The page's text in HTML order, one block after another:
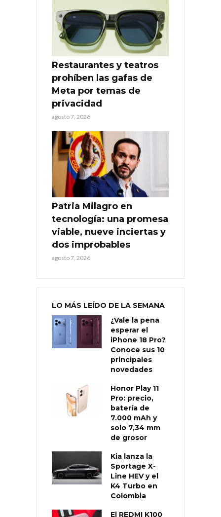
Restaurantes y teatros
prohíben las gafas de
Meta por temas de
privacidad
agosto 7, 2026
Patria Milagro en
tecnología: una promesa
viable, nueve inciertas y
dos improbables
agosto 7, 2026
LO MÁS LEÍDO DE LA SEMANA
¿Vale la pena
esperar el
iPhone 18 Pro?
Conoce sus 10
principales
novedades
Honor Play 11
Pro: precio,
batería de
7.000 mAh y
solo 7,34 mm
de grosor
Kia lanza la
Sportage X-
Line HEV y el
K4 Turbo en
Colombia
El REDMI K100